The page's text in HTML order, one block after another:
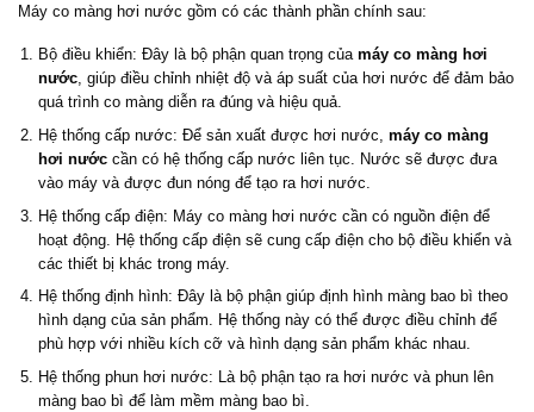
Máy co màng hơi nước gồm có các thành phần chính sau:
Bộ điều khiển: Đây là bộ phận quan trọng của máy co màng hơi
nước, giúp điều chỉnh nhiệt độ và áp suất của hơi nước để đảm bảo
quá trình co màng diễn ra đúng và hiệu quả.
Hệ thống cấp nước: Để sản xuất được hơi nước, máy co màng
hơi nướccần có hệ thống cấp nước liên tục. Nước sẽ được đưa
vào máy và được đun nóng để tạo ra hơi nước.
Hệ thống cấp điện: Máy co màng hơi nước cần có nguồn điện để
hoạt động. Hệ thống cấp điện sẽ cung cấp điện cho bộ điều khiển và
các thiết bị khác trong máy.
Hệ thống định hình: Đây là bộ phận giúp định hình màng bao bì theo
hình dạng của sản phẩm. Hệ thống này có thể được điều chỉnh để
phù hợp với nhiều kích cỡ và hình dạng sản phẩm khác nhau.
Hệ thống phun hơi nước: Là bộ phận tạo ra hơi nước và phun lên
màng bao bì để làm mềm màng bao bì.